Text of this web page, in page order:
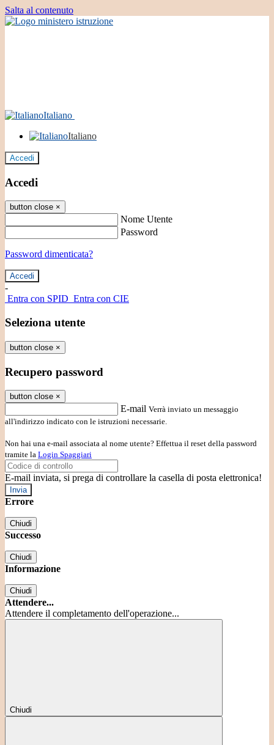
Salta al contenuto
Italiano
Italiano
Accedi
Accedi
button close ×
Nome Utente
Password
Password dimenticata?
-
Entra con SPID Entra con CIE
Seleziona utente
button close ×
Recupero password
button close ×
E-mail Verrà inviato un messaggio
all'indirizzo indicato con le istruzioni necessarie.
Non hai una e-mail associata al nome utente? Effettua il reset della password
tramite la Login Spaggiari
E-mail inviata, si prega di controllare la casella di posta elettronica!
Errore
Chiudi
Successo
Chiudi
Informazione
Chiudi
Attendere...
Attendere il completamento dell'operazione...
Chiudi